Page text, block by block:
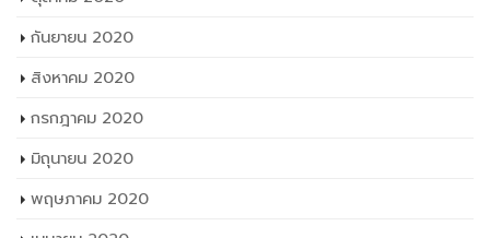
กุมภาพันธ์ 2021
มกราคม 2021
ธันวาคม 2020
พฤศจิกายน 2020
ตุลาคม 2020
กันยายน 2020